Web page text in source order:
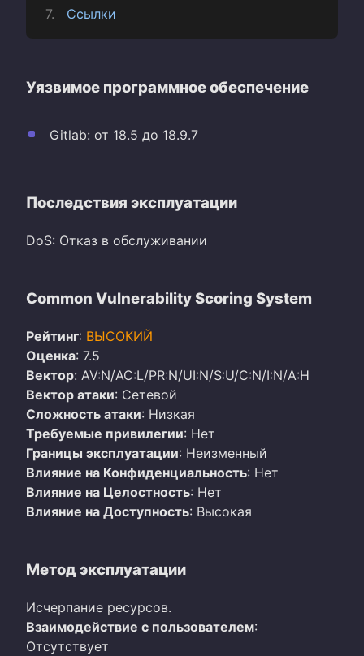
Ссылки
Уязвимое программное обеспечение
Gitlab: от 18.5 до 18.9.7
Последствия эксплуатации
DoS: Отказ в обслуживании
Common Vulnerability Scoring System
Рейтинг: ВЫСОКИЙ
Оценка: 7.5
Вектор: AV:N/AC:L/PR:N/UI:N/S:U/C:N/I:N/A:H
Вектор атаки: Сетевой
Сложность атаки: Низкая
Требуемые привилегии: Нет
Границы эксплуатации: Неизменный
Влияние на Конфиденциальность: Нет
Влияние на Целостность: Нет
Влияние на Доступность: Высокая
Метод эксплуатации
Исчерпание ресурсов.
Взаимодействие с пользователем:
Отсутствует